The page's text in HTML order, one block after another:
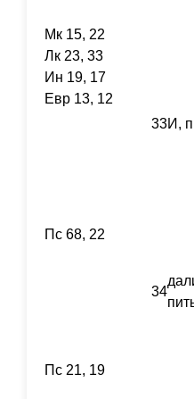
Мк 15, 22
Лк 23, 33
Ин 19, 17
Евр 13, 12
33И,
Пс 68, 22
34
Пс 21, 19